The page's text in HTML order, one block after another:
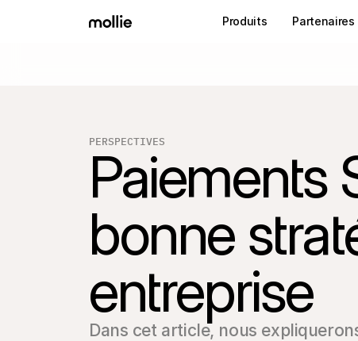
Produits Partenaires
PERSPECTIVES
Paiements
bonne
entreprise
Dans cet article, nous